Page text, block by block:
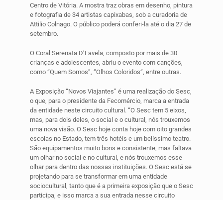
Centro de Vitória. A mostra traz obras em desenho, pintura
e fotografia de 34 artistas capixabas, sob a curadoria de
Attilio Colnago. O público poderá conferi-la até o dia 27 de
setembro.
O Coral Serenata D’Favela, composto por mais de 30
crianças e adolescentes, abriu o evento com canções,
como “Quem Somos”, “Olhos Coloridos”, entre outras.
A Exposição “Novos Viajantes” é uma realização do Sesc,
o que, para o presidente da Fecomércio, marca a entrada
da entidade neste circuito cultural. “O Sesc tem 5 eixos,
mas, para dois deles, o social e o cultural, nós trouxemos
uma nova visão. O Sesc hoje conta hoje com oito grandes
escolas no Estado, tem três hotéis e um belíssimo teatro.
São equipamentos muito bons e consistente, mas faltava
um olhar no social e no cultural, e nós trouxemos esse
olhar para dentro das nossas instituições. O Sesc está se
projetando para se transformar em uma entidade
sociocultural, tanto que é a primeira exposição que o Sesc
participa, e isso marca a sua entrada nesse circuito